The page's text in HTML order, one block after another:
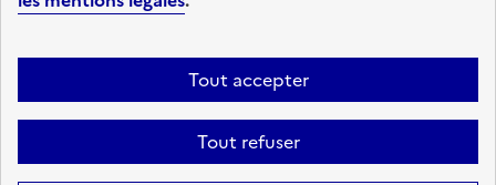
Accessibilité : totalement conforme Mentions légales
Plan du site
Gestion des cookies
Sauf mention contraire, tous les contenus de ce site sont sous
etalab-2.0
Autour de moi
OU
Recherche
Tout accepter
Tout refuser